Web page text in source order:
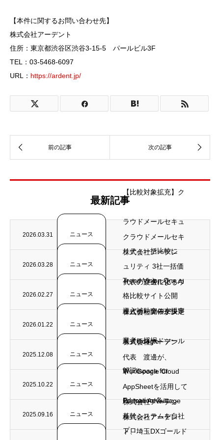
【本件に関するお問い合わせ先】
株式会社アーデント
住所：東京都渋谷区渋谷3-15-5 パールビル3F
TEL：03-5468-6097
URL： https://ardent.jp/
最新記事
2026.03.31 ニュース
【比較対象拡充】ク
ラウドメールセキュ
リティ一括比較に
Trend Vision One...
2026.03.28 ニュース
クラウドメールセキ
ュリティ 3社一括価
格比較サイト公開
2026.02.27 ニュース
株式会社アーデン
ト、デジタル化・AI
導入補助金の支援事
業者に採択
2026.01.22 ニュース
代表の渡邊によるウ
ェビナー開催が決定
（ノーコードツール
解説）
2025.12.08 ニュース
株式会社アーデン
ト、Google
Workspace for
Education 各エ...
2025.10.22 ニュース
株式会社アーデン
ト、Google Cloud
Partner Advantage
プロ...
2025.09.16 ニュース
代表 渡邊が、
AppSheetを活用して
基幹システムを自社
株式会社アーデン
ト、埼玉DXゴールド
株式会社アーデン